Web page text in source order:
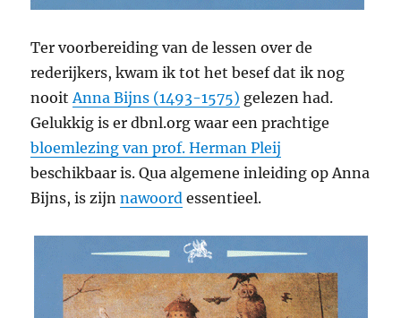
Ter voorbereiding van de lessen over de
rederijkers, kwam ik tot het besef dat ik nog
nooitAnna Bijns (1493-1575) gelezen had.
Gelukkig is er dbnl.org waar een prachtige
bloemlezing van prof. Herman Pleij
beschikbaar is. Qua algemene inleiding op Anna
Bijns, is zijnnawoord essentieel.